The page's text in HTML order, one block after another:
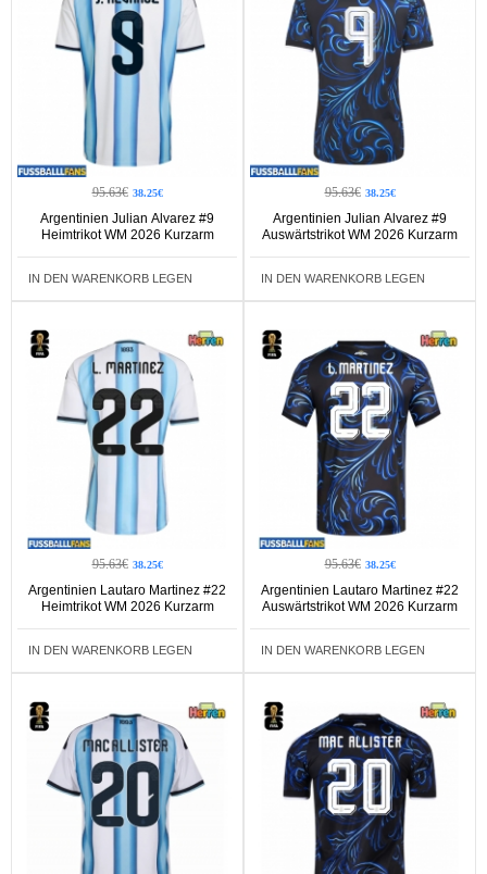
95.63€ 38.25€
Argentinien Julian Alvarez #9
Heimtrikot WM 2026 Kurzarm
IN DEN WARENKORB LEGEN
95.63€ 38.25€
Argentinien Julian Alvarez #9
Auswärtstrikot WM 2026 Kurzarm
IN DEN WARENKORB LEGEN
95.63€ 38.25€
Argentinien Lautaro Martinez #22
Heimtrikot WM 2026 Kurzarm
IN DEN WARENKORB LEGEN
95.63€ 38.25€
Argentinien Lautaro Martinez #22
Auswärtstrikot WM 2026 Kurzarm
IN DEN WARENKORB LEGEN